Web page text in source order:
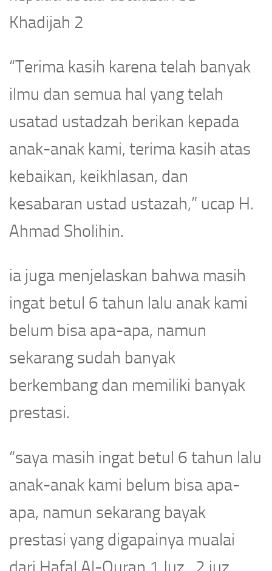
Khadijah 2
“Terima kasih karena telah banyak
ilmu dan semua hal yang telah
usatad ustadzah berikan kepada
anak-anak kami, terima kasih atas
kebaikan, keikhlasan, dan
kesabaran ustad ustazah,” ucap H.
Ahmad Sholihin.
ia juga menjelaskan bahwa masih
ingat betul 6 tahun lalu anak kami
belum bisa apa-apa, namun
sekarang sudah banyak
berkembang dan memiliki banyak
prestasi.
“saya masih ingat betul 6 tahun lalu
anak-anak kami belum bisa apa-
apa, namun sekarang bayak
prestasi yang digapainya mualai
dari Hafal Al-Quran 1 Juz , 2 juz,